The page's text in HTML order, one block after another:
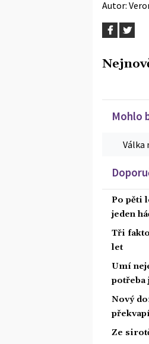
Autor:
Mohlo
Válka
Po pěti
jeden
Tři
let
Umí
potřeba
Nový
Ze